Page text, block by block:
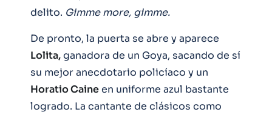
delito. Gimme more, gimme.
De pronto, la puerta se abre y aparece
Lolita,ganadora de un Goya, sacando de sí
su mejor anecdotario policíaco y un
Horatio Caineen uniforme azul bastante
logrado. La cantante de clásicos como